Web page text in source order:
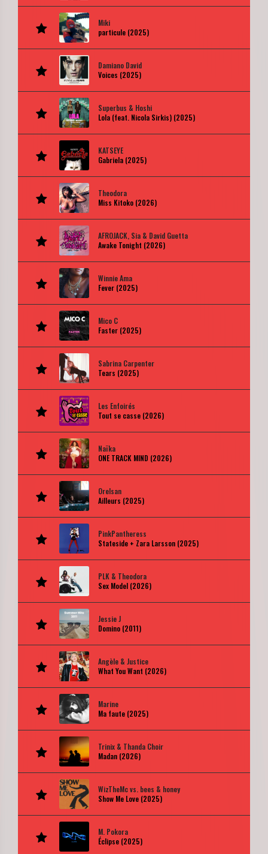
Miki
particule (2025)
Damiano David
Voices (2025)
Superbus & Hoshi
Lola (feat. Nicola Sirkis) (2025)
KATSEYE
Gabriela (2025)
Theodora
Miss Kitoko (2026)
AFROJACK, Sia & David Guetta
Awake Tonight (2026)
Winnie Ama
Fever (2025)
Mico C
Faster (2025)
Sabrina Carpenter
Tears (2025)
Les Enfoirés
Tout se casse (2026)
Naïka
ONE TRACK MIND (2026)
Orelsan
Ailleurs (2025)
PinkPantheress
Stateside + Zara Larsson (2025)
PLK & Theodora
Sex Model (2026)
Jessie J
Domino (2011)
Angèle & Justice
What You Want (2026)
Marine
Ma faute (2025)
Trinix & Thanda Choir
Madan (2026)
WizTheMc vs. bees & honey
Show Me Love (2025)
M. Pokora
Éclipse (2025)